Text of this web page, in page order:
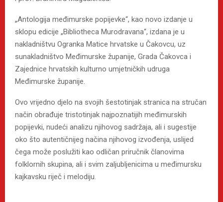
„Antologija međimurske popijevke“, kao novo izdanje u
sklopu edicije „Bibliotheca Murodravana“, izdana je u
nakladništvu Ogranka Matice hrvatske u Čakovcu, uz
sunakladništvo Međimurske županije, Grada Čakovca i
Zajednice hrvatskih kulturno umjetničkih udruga
Međimurske županije.
Ovo vrijedno djelo na svojih šestotinjak stranica na stručan
način obrađuje tristotinjak najpoznatijih međimurskih
popijevki, nudeći analizu njihovog sadržaja, ali i sugestije
oko što autentičnijeg načina njihovog izvođenja, uslijed
čega može poslužiti kao odličan priručnik članovima
folklornih skupina, ali i svim zaljubljenicima u međimursku
kajkavsku riječ i melodiju.